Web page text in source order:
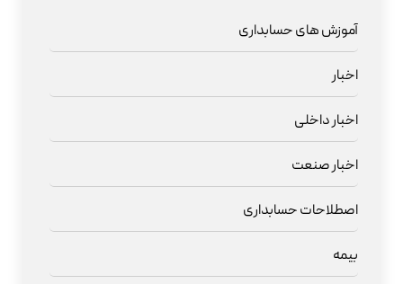
آموزش های حسابداری
اخبار
اخبار داخلی
اخبار صنعت
اصطلاحات حسابداری
بیمه